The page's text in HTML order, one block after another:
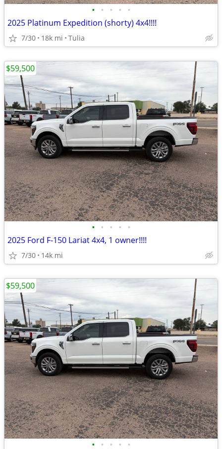
• • • • •
2025 Platinum Expedition (shorty) 4x4!!!!
7/30 18k mi Tulia
• • • • •
2025 Ford F-150 Lariat 4x4, 1 owner!!!!
7/30 14k mi
$59,500
• • • • •
$59,500